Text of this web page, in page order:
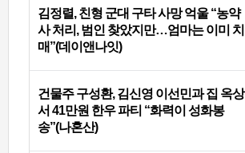
김정렬, 친형 군대 구타 사망 억울 “농약
사 처리, 범인 찾았지만…엄마는 이미 치
매”(데이앤나잇)
건물주 구성환, 김신영 이선민과 집 옥상
서 41만원 한우 파티 “화력이 성화봉
송”(나혼산)